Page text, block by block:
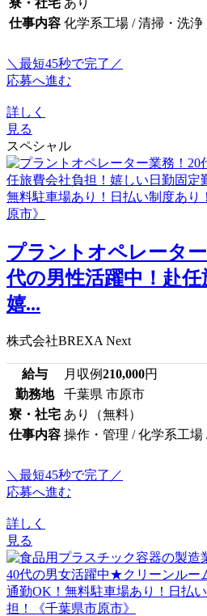
寮・社宅 あり
仕事内容 化学系工場 / 清掃・洗浄
＼最短45秒で完了／
応募へ進む
詳しく
見る
スペシャル
プラントオペレータ
代の男性活躍中！赴任
嬉...
株式会社BREXA Next
給与 月収例210,000円
勤務地
千葉県 市原市
寮・社宅 あり（無料）
仕事内容 操作・管理 / 化学系工場
＼最短45秒で完了／
応募へ進む
詳しく
見る